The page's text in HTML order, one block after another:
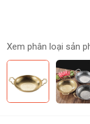
Xem phân loại sản